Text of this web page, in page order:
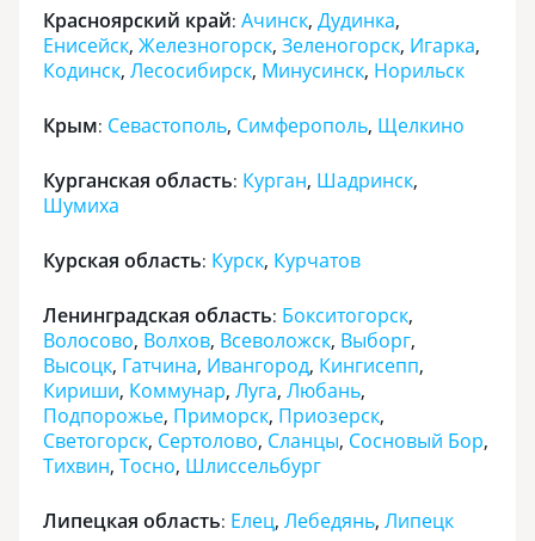
Красноярский край: Ачинск, Дудинка,
Енисейск, Железногорск, Зеленогорск, Игарка,
Кодинск, Лесосибирск, Минусинск, Норильск
Крым: Севастополь, Симферополь, Щелкино
Курганская область: Курган, Шадринск,
Шумиха
Курская область: Курск, Курчатов
Ленинградская область: Бокситогорск,
Волосово, Волхов, Всеволожск, Выборг,
Высоцк, Гатчина, Ивангород, Кингисепп,
Кириши, Коммунар, Луга, Любань,
Подпорожье, Приморск, Приозерск,
Светогорск, Сертолово, Сланцы, Сосновый Бор,
Тихвин, Тосно, Шлиссельбург
Липецкая область: Елец, Лебедянь, Липецк